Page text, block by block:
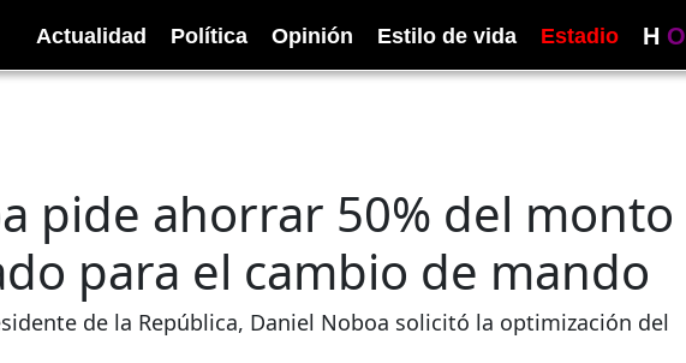
Actualidad Política Opinión Estilo de vida Estadio H O
pide ahorrar 50% del monto
para el cambio de mando
de la República, Daniel Noboa solicitó la optimización del